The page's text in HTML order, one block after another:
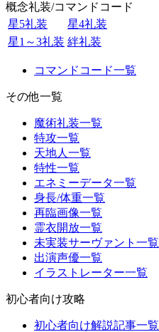
概念礼装/コマンドコード
星5礼装
星4礼装
星1～3礼装 絆礼装
コマンドコード一覧
その他一覧
魔術礼装一覧
特攻一覧
天地人一覧
特性一覧
エネミーデータ一覧
身長/体重一覧
再臨画像一覧
霊衣開放一覧
未実装サーヴァント一覧
出演声優一覧
イラストレーター一覧
初心者向け攻略
初心者向け解説記事一覧